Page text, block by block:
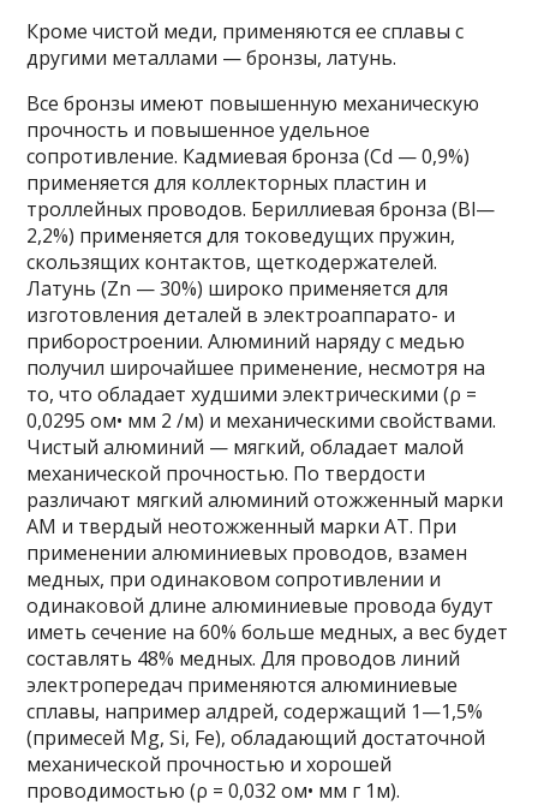
Кроме чистой меди, применяются ее сплавы с
другими металлами — бронзы, латунь.
Все бронзы имеют повышенную механическую
прочность и повышенное удельное
сопротивление. Кадмиевая бронза (Cd — 0,9%)
применяется для кол­лекторных пластин и
троллейных проводов. Бериллиевая бронза (Вl—
2,2%) применяется для токове­дущих пружин,
скользящих контактов, щеткодержателей.
Латунь (Zn — 30%) широко применяется для
изготов­ления деталей в электроаппарато- и
приборостроении. Алюминий наряду с медью
получил широчайшее применение, несмотря на
то, что обладает худшими электрическими (ρ =
0,0295 ом• мм 2 /м) и механическими свойствами.
Чистый алюминий — мягкий, обладает малой
механической прочностью. По твердости
различают мягкий алюминий отожженный марки
AM и твердый неотожжен­ный марки AT. При
применении алюминиевых проводов, взамен
мед­ных, при одинаковом сопротивлении и
одинаковой длине алюминиевые провода будут
иметь сечение на 60% больше медных, а вес будет
составлять 48% медных. Для проводов линий
электропередач применяются алю­миниевые
сплавы, например алдрей, содержащий 1—1,5%
(примесей Mg, Si, Fe), обладающий достаточной
механиче­ской прочностью и хорошей
проводимостью (ρ = 0,032 ом• мм г 1м).